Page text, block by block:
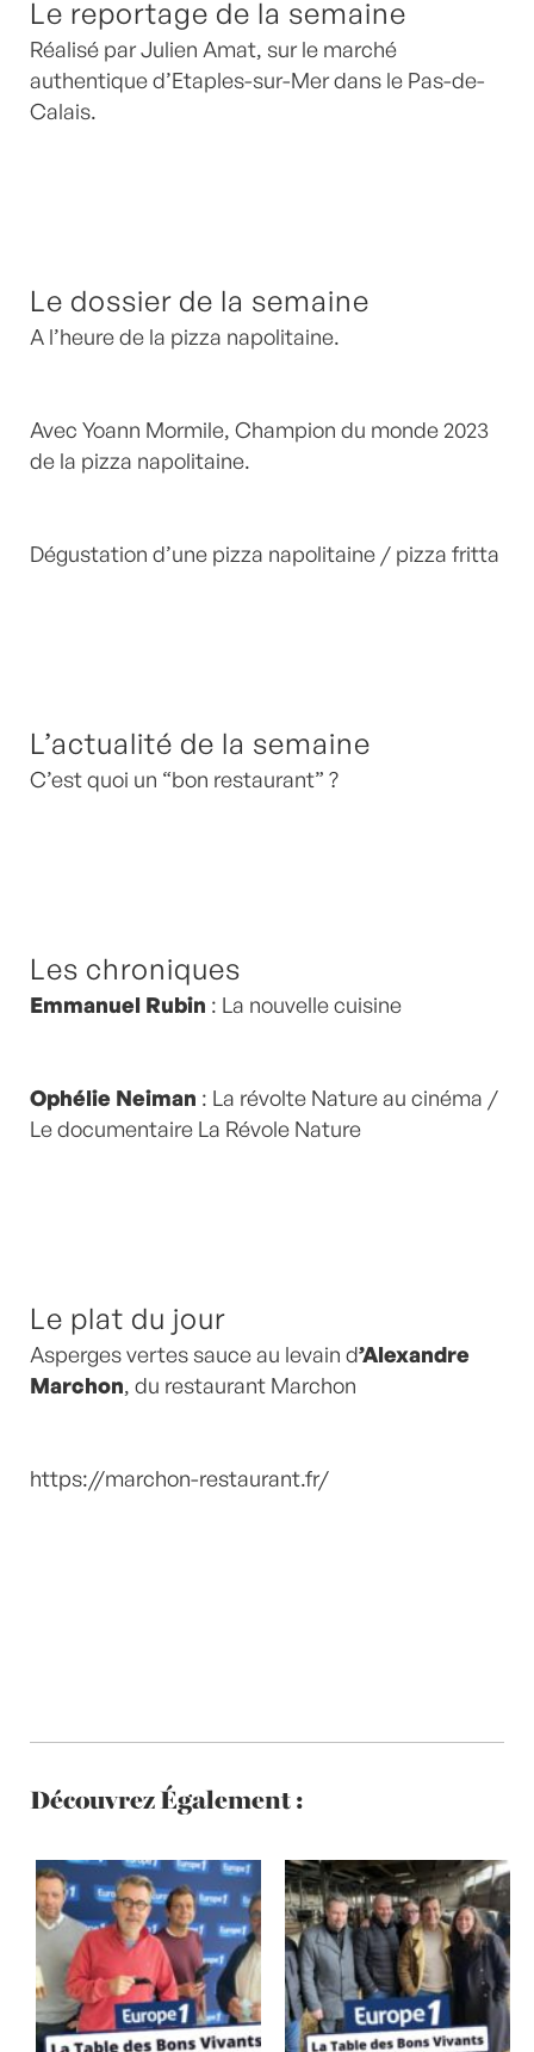
Le reportage de la semaine
Réalisé par Julien Amat, sur le marché
authentique d’Etaples-sur-Mer dans le Pas-de-
Calais.
Le dossier de la semaine
A l’heure de la pizza napolitaine.
Avec Yoann Mormile, Champion du monde 2023
de la pizza napolitaine.
Dégustation d’une pizza napolitaine / pizza fritta
L’actualité de la semaine
C’est quoi un “bon restaurant” ?
Les chroniques
Emmanuel Rubin : La nouvelle cuisine
Ophélie Neiman : La révolte Nature au cinéma /
Le documentaire La Révole Nature
Le plat du jour
Asperges vertes sauce au levain d’Alexandre
Marchon, du restaurant Marchon
https://marchon-restaurant.fr/
Découvrez Également :